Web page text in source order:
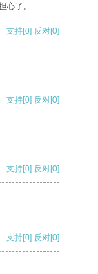
心了。
支持[0] 反对[0]
支持[0] 反对[0]
支持[0] 反对[0]
支持[0] 反对[0]